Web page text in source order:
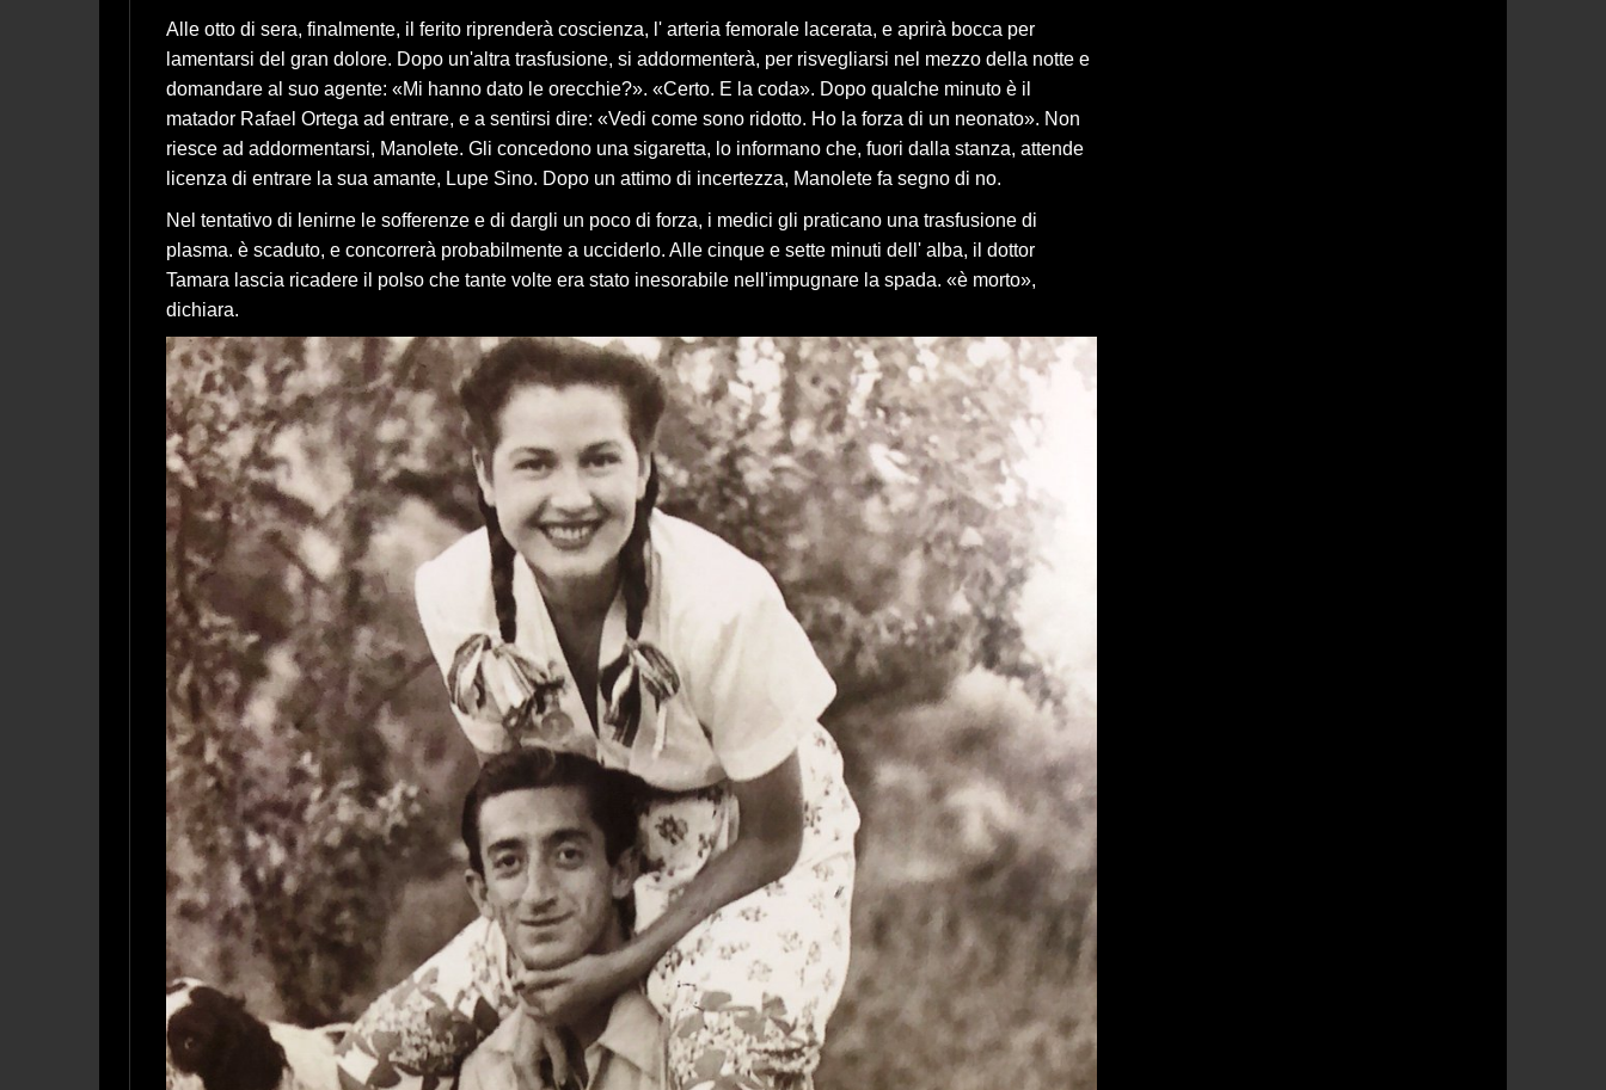
Alle otto di sera, finalmente, il ferito riprenderà coscienza, l' arteria femorale lacerata, e aprirà bocca per
lamentarsi del gran dolore. Dopo un'altra trasfusione, si addormenterà, per risvegliarsi nel mezzo della notte e
domandare al suo agente: «Mi hanno dato le orecchie?». «Certo. E la coda». Dopo qualche minuto è il
matador Rafael Ortega ad entrare, e a sentirsi dire: «Vedi come sono ridotto. Ho la forza di un neonato». Non
riesce ad addormentarsi, Manolete. Gli concedono una sigaretta, lo informano che, fuori dalla stanza, attende
licenza di entrare la sua amante, Lupe Sino. Dopo un attimo di incertezza, Manolete fa segno di no.
Nel tentativo di lenirne le sofferenze e di dargli un poco di forza, i medici gli praticano una trasfusione di
plasma. è scaduto, e concorrerà probabilmente a ucciderlo. Alle cinque e sette minuti dell' alba, il dottor
Tamara lascia ricadere il polso che tante volte era stato inesorabile nell'impugnare la spada. «è morto»,
dichiara.